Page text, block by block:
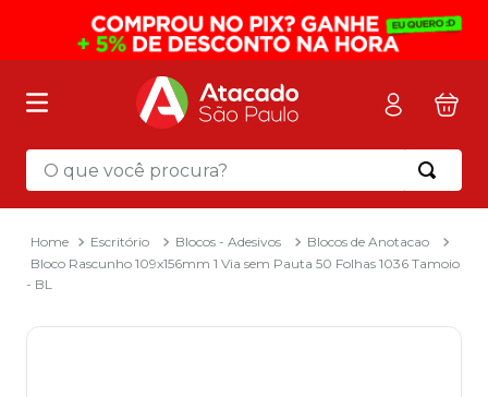
O que você procura?
Escritório Blocos - Adesivos
Blocos de Anotacao
Bloco Rascunho 109x156mm 1 Via sem Pauta 50 Folhas 1036 Tamoio
- BL
Termos mais buscados
mochila
2º sacola